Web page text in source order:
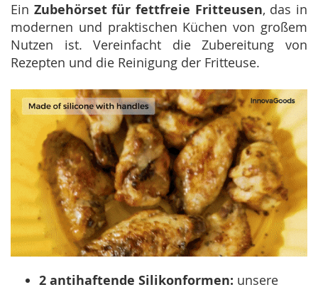
Ein Zubehörset für fettfreie Fritteusen, das in
modernen und praktischen Küchen von großem
Nutzen ist. Vereinfacht die Zubereitung von
Rezepten und die Reinigung der Fritteuse.
2 antihaftende Silikonformen: unsere